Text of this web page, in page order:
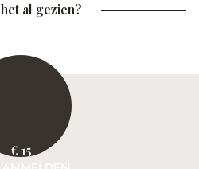
al gezien?
€ 15